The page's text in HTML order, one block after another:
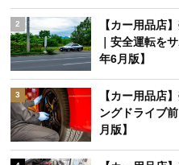
2
【カー用品店
｜安全運転を
年6月版】
3
【カー用品店
ングドライブ
月版】